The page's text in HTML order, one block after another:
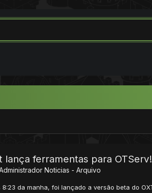
lança ferramentas para OTServ!
Noticias - Arquivo
8:23 da manha, foi lançado a versão beta do